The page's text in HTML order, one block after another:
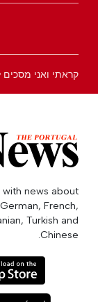
קראתי ואני
news about
French,
Turkish and
Chinese.